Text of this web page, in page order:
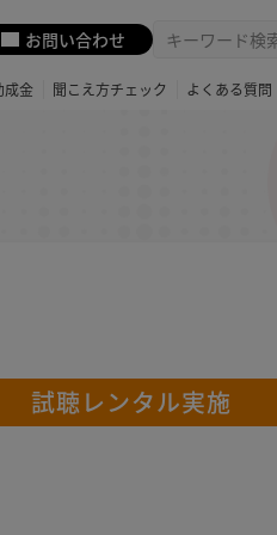
お問い合わせ
成金 聞こえ方チェック よくある質問
試聴レンタル実施